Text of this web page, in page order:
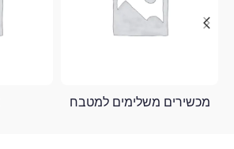
מכשירים משלימים למטבח